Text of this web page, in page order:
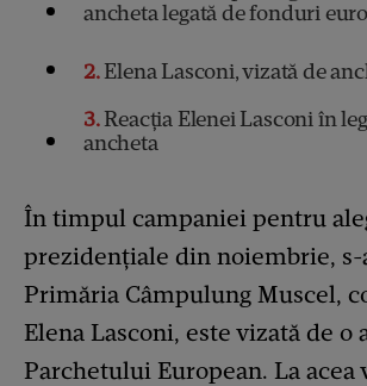
ancheta legată de fonduri
2Elena Lasconi, vizată de
3Reacția Elenei Lasconi în
ancheta
În timpul campaniei pentru
prezidențiale din noiembrie, s-
Primăria Câmpulung Muscel,
Elena Lasconi, este vizată de o
Parchetului European. La acea